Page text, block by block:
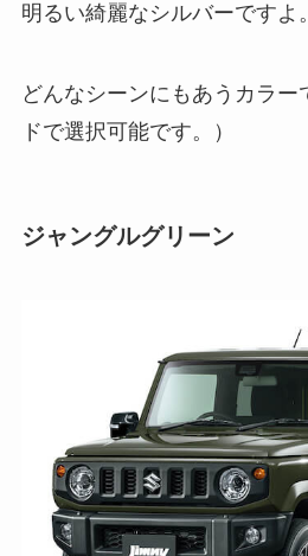
明るい綺麗なシルバーですよ。
どんなシーンにもあうカラー
ドで選択可能です。）
ジャングルグリーン